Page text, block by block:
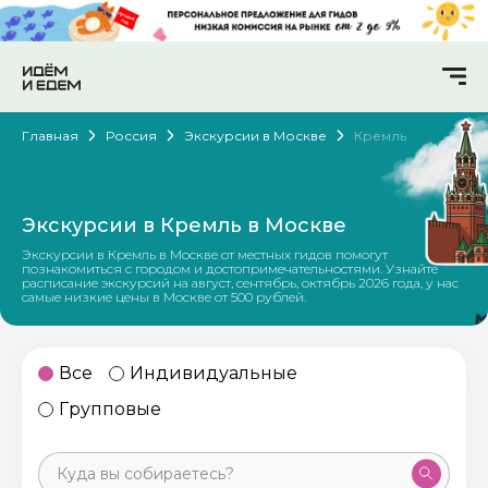
Главная Россия Экскурсии в Москве Кремль
Экскурсии в Кремль в Москве
Экскурсии в Кремль в Москве от местных гидов помогут
познакомиться с городом и достопримечательностями. Узнайте
расписание экскурсий на август, сентябрь, октябрь 2026 года, у нас
самые низкие цены в Москве от 500 рублей.
Все
Индивидуальные
Групповые